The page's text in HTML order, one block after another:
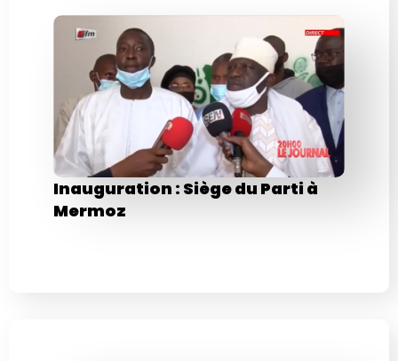
Inauguration : Siège du Parti à
Mermoz